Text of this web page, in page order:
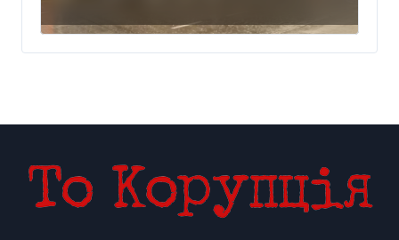
моторных масел и
смазочных масел